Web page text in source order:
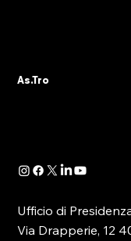
As.Tro
Ufficio di
Via Drapperie, 12